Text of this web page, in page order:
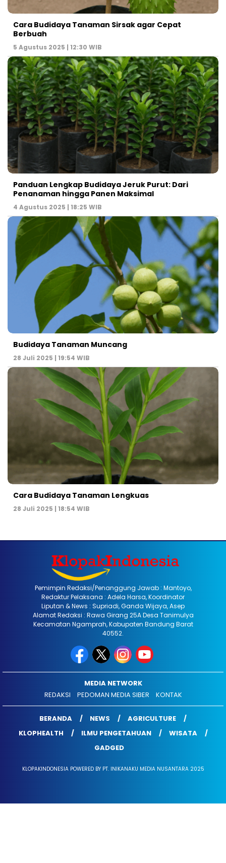
Cara Budidaya Tanaman Sirsak agar Cepat
Berbuah
5 Agustus 2025 | 12:30 WIB
Panduan Lengkap Budidaya Jeruk Purut: Dari
Penanaman hingga Panen Maksimal
4 Agustus 2025 | 18:25 WIB
Budidaya Tanaman Muncang
28 Juli 2025 | 19:54 WIB
Cara Budidaya Tanaman Lengkuas
28 Juli 2025 | 18:54 WIB
Pemimpin Redaksi/Penanggung Jawab : Mantoyo,
Redaktur Pelaksana : Adela Harsa, Koordinator
Liputan & News : Supriadi, Ganda Wijaya, Asep
Alamat Redaksi : Rawa Girang 25A Desa Tanimulya
Kecamatan Ngamprah, Kabupaten Bandung Barat
40552.
MEDIA NETWORK
REDAKSI
PEDOMAN MEDIA SIBER KONTAK
BERANDA NEWS
AGRICULTURE
KLOPHEALTH
ILMU PENGETAHUAN
WISATA
GADGED
KLOPAKINDONESIA POWERED BY PT. INIKANAKU MEDIA NUSANTARA 2025